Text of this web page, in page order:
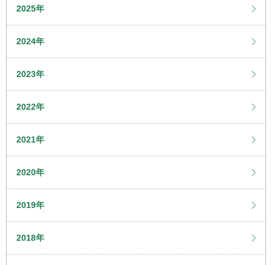
2025年
2024年
2023年
2022年
2021年
2020年
2019年
2018年